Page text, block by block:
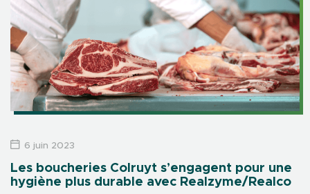
Les boucheries Colruyt s’engagent pour une
hygiène plus durable avec Realzyme/Realco
6 juin 2023